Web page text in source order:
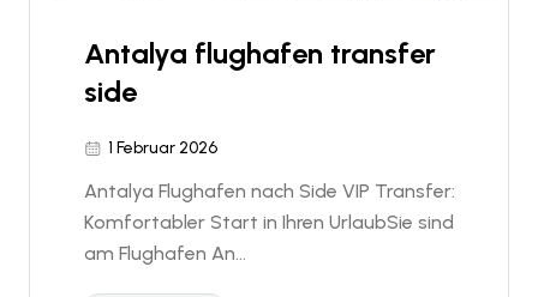
Antalya flughafen transfer
side
1 Februar 2026
Antalya Flughafen nach Side VIP Transfer:
Komfortabler Start in Ihren UrlaubSie sind
am Flughafen An...